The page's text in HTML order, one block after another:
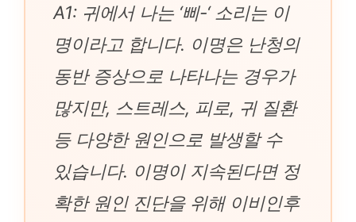
A1: 귀에서 나는 ‘삐-‘ 소리는 이
명이라고 합니다. 이명은 난청의
동반 증상으로 나타나는 경우가
많지만, 스트레스, 피로, 귀 질환
등 다양한 원인으로 발생할 수
있습니다. 이명이 지속된다면 정
확한 원인 진단을 위해 이비인후